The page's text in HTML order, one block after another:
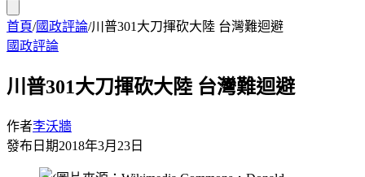
首頁/國政評論/川普301大刀揮砍大陸 台灣難迴避
國政評論
川普301大刀揮砍大陸 台灣難迴避
作者李沃牆
發布日期2018年3月23日